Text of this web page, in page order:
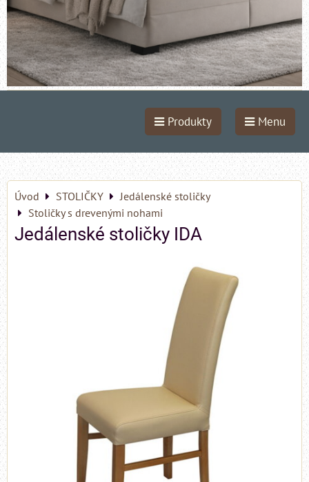
Produkty Menu
Úvod STOLIČKY
Jedálenské stoličky
Stoličky s drevenými nohami
Jedálenské stoličky IDA